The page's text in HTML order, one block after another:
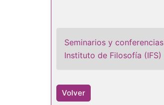
Seminarios y conferencias
Instituto de Filosofía (IFS)
Volver